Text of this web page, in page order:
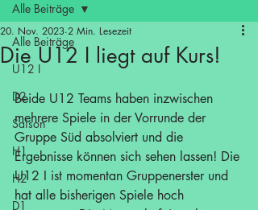
Alle Beiträge
U12 I
D2
Saison
H1
H2
D1
Alle Beiträge
Die U12 I liegt auf Kurs!
20. Nov. 2023 2 Min. Lesezeit
Beide U12 Teams haben inzwischen
mehrere Spiele in der Vorrunde der
Gruppe Süd absolviert und die
Ergebnisse können sich sehen lassen! Die
U12 I ist momentan Gruppenerster und
hat alle bisherigen Spiele hoch